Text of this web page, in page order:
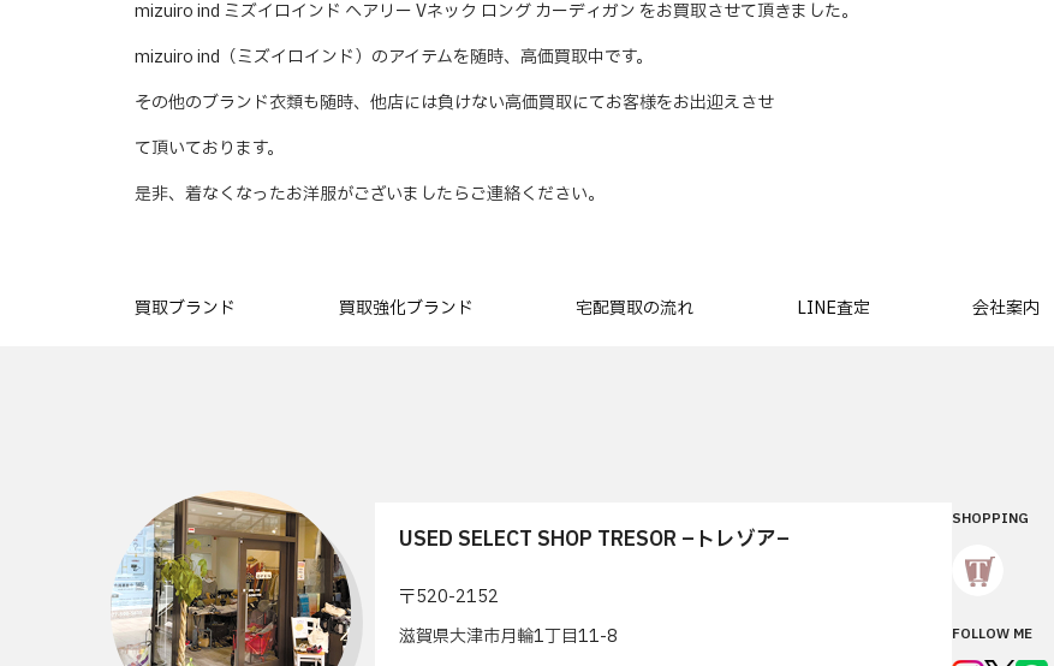
mizuiro ind ミズイロインド ヘアリー Vネック ロング カーディガン をお買取させて頂きました。
mizuiro ind（ミズイロインド）のアイテムを随時、高価買取中です。
その他のブランド衣類も随時、他店には負けない高価買取にてお客様をお出迎えさせ
て頂いております。
是非、着なくなったお洋服がございましたらご連絡ください。
買取ブランド 買取強化ブランド 宅配買取の流れ LINE査定 会社案内
USED SELECT SHOP TRESOR –トレゾア–
〒520-2152
滋賀県大津市月輪1丁目11-8
SHOPPING
FOLLOW ME